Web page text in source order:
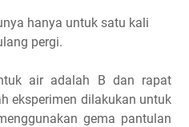
hanya untuk satu kali
pergi.
air adalah B dan rapat
eksperimen dilakukan untuk
gema pantulan